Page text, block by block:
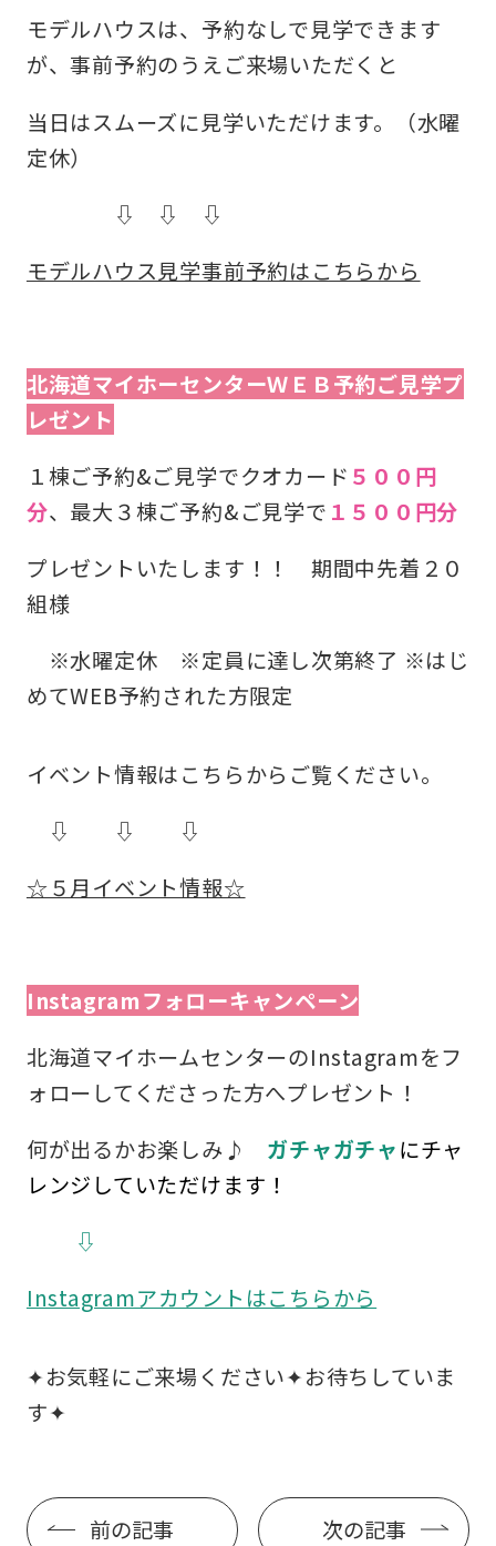
モデルハウスは、予約なしで見学できます
が、事前予約のうえご来場いただくと
当日はスムーズに見学いただけます。（水曜
定休）
⇩ ⇩ ⇩
モデルハウス見学事前予約はこちらから
北海道マイホーセンターＷＥＢ予約ご見学プ
レゼント
１棟ご予約&ご見学でクオカード ５００円
分、最大３棟ご予約&ご見学で １５００円分
プレゼントいたします！！ 期間中先着２０
組様
※水曜定休 ※定員に達し次第終了 ※はじ
めてWEB予約された方限定
イベント情報はこちらからご覧ください。
⇩ ⇩ ⇩
☆５月イベント情報☆
Instagramフォローキャンペーン
北海道マイホームセンターのInstagramをフ
ォローしてくださった方へプレゼント！
何が出るかお楽しみ♪ ガチャガチャにチャ
レンジしていただけます！
⇩
Instagramアカウントはこちらから
✦お気軽にご来場ください✦お待ちしていま
す✦
前の記事 次の記事